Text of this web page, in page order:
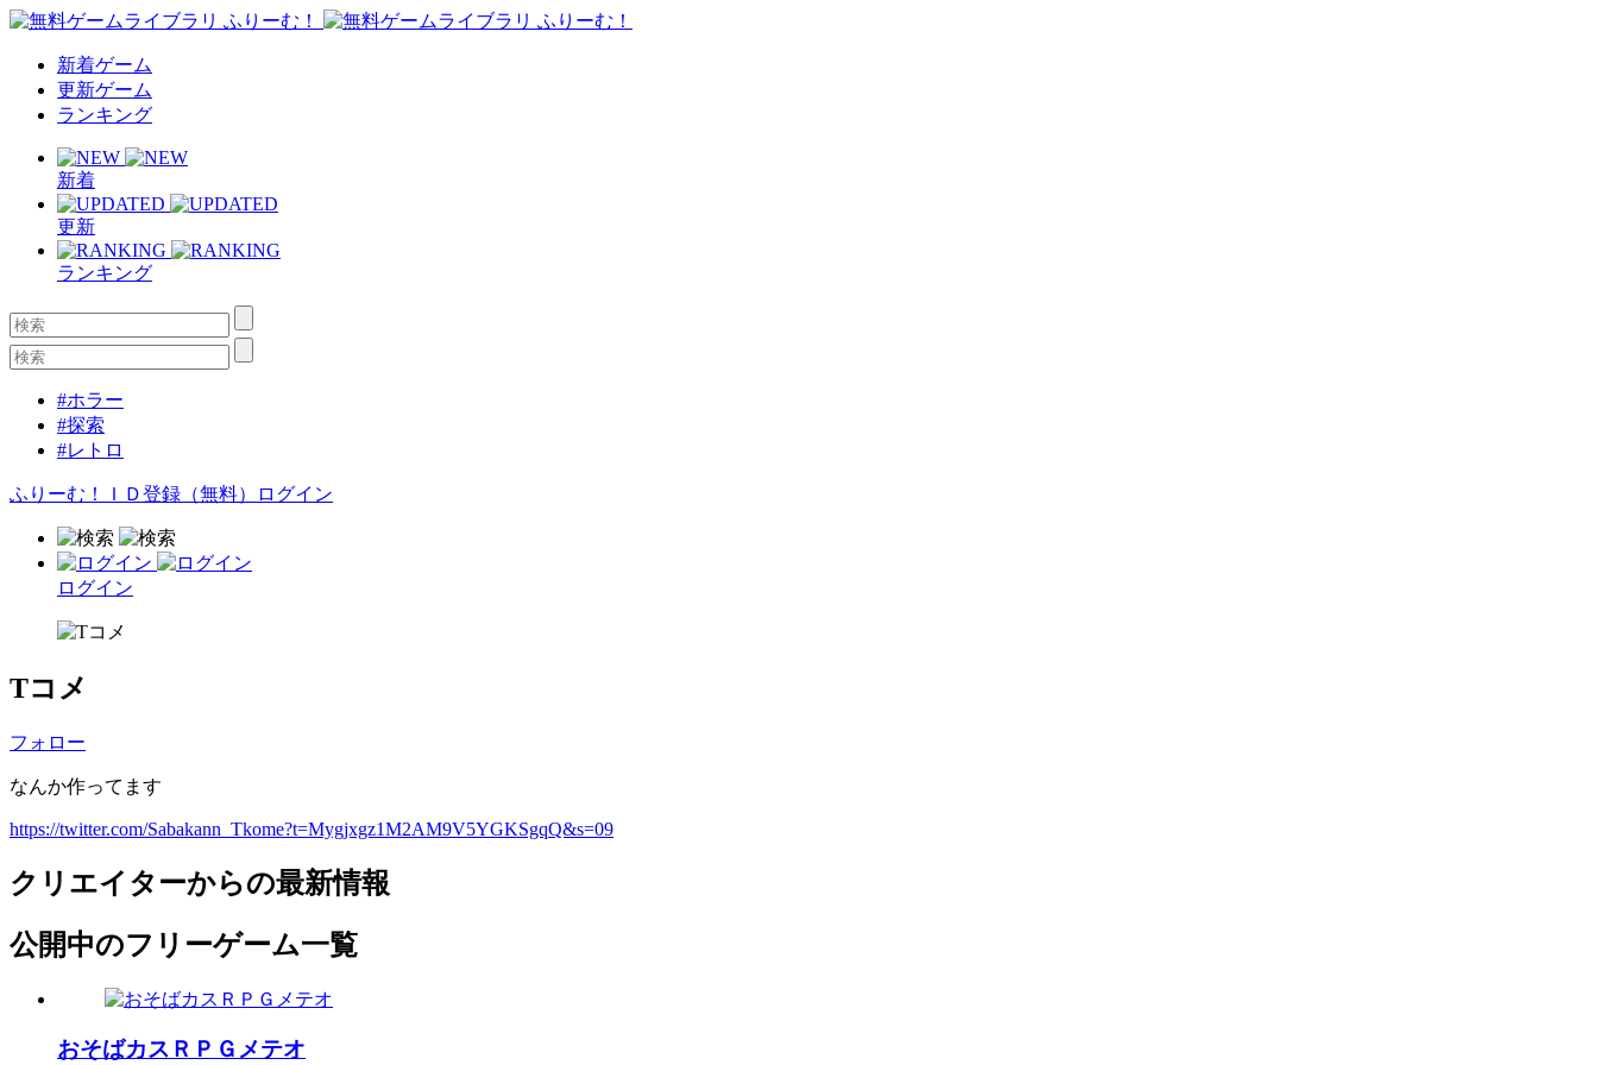
新着ゲーム
更新ゲーム
ランキング
新着
更新
ランキング
#ホラー
#探索
#レトロ
ふりーむ！ＩＤ登録（無料） ログイン
ログイン
Tコメ
フォロー
なんか作ってます
https://twitter.com/Sabakann_Tkome?t=Mygjxgz1M2AM9V5YGKSgqQ&s=09
クリエイターからの最新情報
公開中のフリーゲーム一覧
おそばカスＲＰＧメテオ